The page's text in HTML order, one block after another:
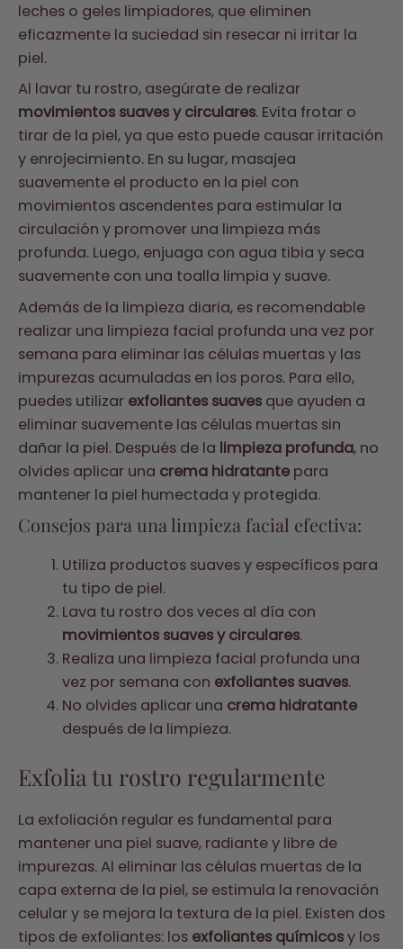
leches o geles limpiadores, que eliminen
eficazmente la suciedad sin resecar ni irritar la
piel.
Al lavar tu rostro, asegúrate de realizar
movimientos suaves y circulares. Evita frotar o
tirar de la piel, ya que esto puede causar irritación
y enrojecimiento. En su lugar, masajea
suavemente el producto en la piel con
movimientos ascendentes para estimular la
circulación y promover una limpieza más
profunda. Luego, enjuaga con agua tibia y seca
suavemente con una toalla limpia y suave.
Además de la limpieza diaria, es recomendable
realizar una limpieza facial profunda una vez por
semana para eliminar las células muertas y las
impurezas acumuladas en los poros. Para ello,
puedes utilizar exfoliantes suaves que ayuden a
eliminar suavemente las células muertas sin
dañar la piel. Después de la limpieza profunda, no
olvides aplicar una crema hidratante para
mantener la piel humectada y protegida.
Consejos para una limpieza facial efectiva:
Utiliza productos suaves y específicos para
tu tipo de piel.
Lava tu rostro dos veces al día con
movimientos suaves y circulares.
Realiza una limpieza facial profunda una
vez por semana con exfoliantes suaves.
No olvides aplicar una crema hidratante
después de la limpieza.
Exfolia tu rostro regularmente
La exfoliación regular es fundamental para
mantener una piel suave, radiante y libre de
impurezas. Al eliminar las células muertas de la
capa externa de la piel, se estimula la renovación
celular y se mejora la textura de la piel. Existen dos
tipos de exfoliantes: los exfoliantes químicosy los